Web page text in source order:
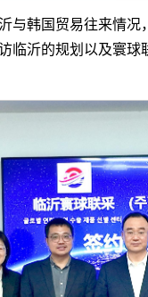
与韩国贸易往来情
临沂的规划以及寰